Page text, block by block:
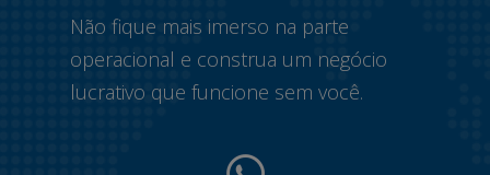
Não fique mais imerso na parte
operacional e construa um negócio
lucrativo que funcione sem você.